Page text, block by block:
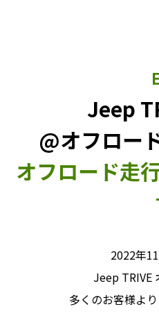
Jeep
@オフロー
オフロード走
2022年
Jeep TRIVE
多くのお客様よ